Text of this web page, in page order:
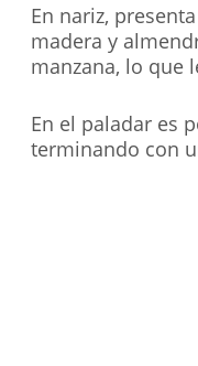
En nariz,
madera y
manzana, lo que
En el paladar es
terminando con